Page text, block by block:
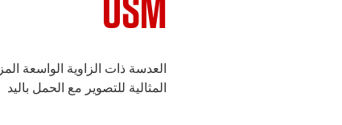
العدسة ذات الزاوية الواسعة
المثالية للتصوير مع الحمل باليد